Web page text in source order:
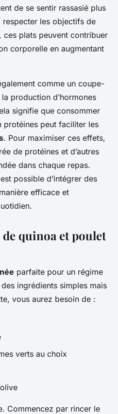
de se sentir rassasié plus
les objectifs de
ces plats peuvent contribuer
corporelle en augmentant
comme un coupe-
production d’hormones
signifie que consommer
protéines peut faciliter les
. Pour maximiser ces effets,
de protéines et d’autres
dans chaque repas.
possible d’intégrer des
efficace et
de quinoa et poulet
parfaite pour un régime
ingrédients simples mais
vous aurez besoin de :
verts au choix
Commencez par rincer le